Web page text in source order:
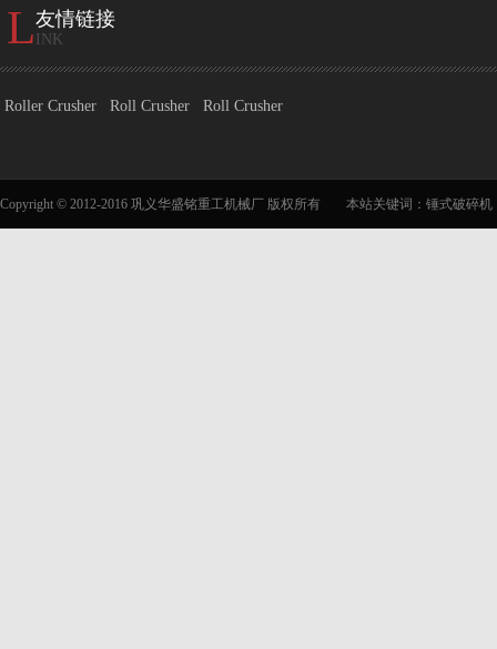
L友情链接
INK
Roller Crusher Roll Crusher Roll Crusher
Copyright © 2012-2016 巩义华盛铭重工机械厂 版权所有 本站关键词： 锤式破碎机